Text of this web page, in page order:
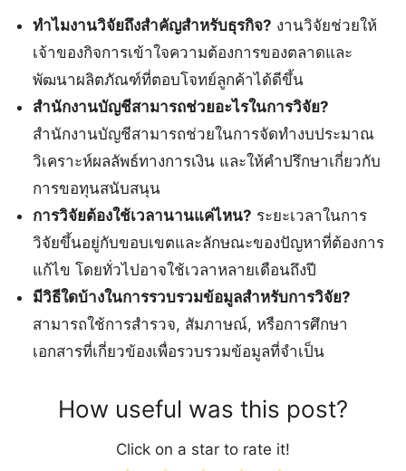
ทำไมงานวิจัยถึงสำคัญสำหรับธุรกิจ? งานวิจัยช่วยให้
เจ้าของกิจการเข้าใจความต้องการของตลาดและ
พัฒนาผลิตภัณฑ์ที่ตอบโจทย์ลูกค้าได้ดีขึ้น
สำนักงานบัญชีสามารถช่วยอะไรในการวิจัย?
สำนักงานบัญชีสามารถช่วยในการจัดทำงบประมาณ
วิเคราะห์ผลลัพธ์ทางการเงิน และให้คำปรึกษาเกี่ยวกับ
การขอทุนสนับสนุน
การวิจัยต้องใช้เวลานานแค่ไหน? ระยะเวลาในการ
วิจัยขึ้นอยู่กับขอบเขตและลักษณะของปัญหาที่ต้องการ
แก้ไข โดยทั่วไปอาจใช้เวลาหลายเดือนถึงปี
มีวิธีใดบ้างในการรวบรวมข้อมูลสำหรับการวิจัย?
สามารถใช้การสำรวจ, สัมภาษณ์, หรือการศึกษา
เอกสารที่เกี่ยวข้องเพื่อรวบรวมข้อมูลที่จำเป็น
How useful was this post?
Click on a star to rate it!